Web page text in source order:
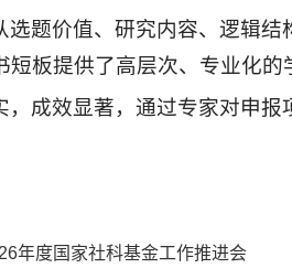
选题价值、研究内容、逻辑
板提供了高层次、专业化的
，成效显著，通过专家对申
年度国家社科基金工作推进会